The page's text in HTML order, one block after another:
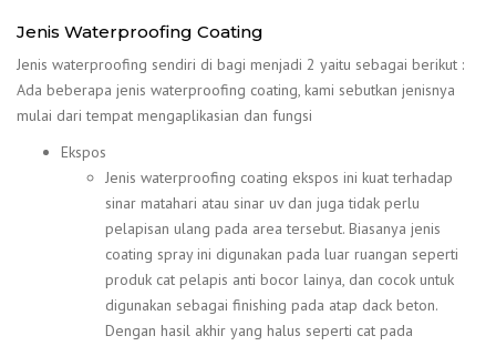
Jenis Waterproofing Coating
Jenis waterproofing sendiri di bagi menjadi 2 yaitu sebagai berikut :
Ada beberapa jenis waterproofing coating, kami sebutkan jenisnya
mulai dari tempat mengaplikasian dan fungsi
Ekspos
Jenis waterproofing coating ekspos ini kuat terhadap
sinar matahari atau sinar uv dan juga tidak perlu
pelapisan ulang pada area tersebut. Biasanya jenis
coating spray ini digunakan pada luar ruangan seperti
produk cat pelapis anti bocor lainya, dan cocok untuk
digunakan sebagai finishing pada atap dack beton.
Dengan hasil akhir yang halus seperti cat pada